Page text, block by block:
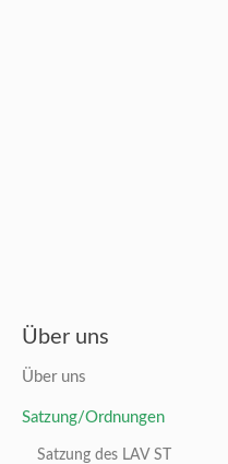
Über uns
Über uns
Satzung/Ordnungen
Satzung des LAV ST